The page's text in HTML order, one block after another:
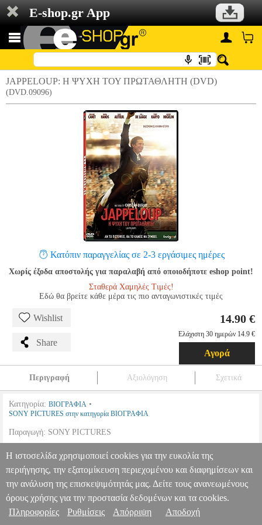
E-shop.gr App
JAPPELOUP: Η ΨΥΧΗ ΤΟΥ ΠΡΩΤΑΘΛΗΤΗ (DVD)
(DVD.09096)
Κατόπιν παραγγελίας σε 2-3 εργάσιμες ημέρες
Χωρίς έξοδα αποστολής για παραλαβή από οποιοδήποτε eshop point!
Σταθερά Χαμηλές Τιμές!
Εδώ θα βρείτε κάθε μέρα τις πιο ανταγωνιστικές τιμές
Wishlist
Share
14.90 €
Ελάχιστη 30 ημερών 14.9 €
Αγορά
Περιγραφή Αξιολόγηση Σχετικά
Κατηγορία: ΒΙΟΓΡΑΦΙΑ •
SONY PICTURES στην κατηγορία ΒΙΟΓΡΑΦΙΑ
Παραγωγή: SONY PICTURES
JAPPELOUP: Η ΨΥΧΗ ΤΟΥ ΠΡΩΤΑΘΛΗΤΗ (DVD)
DVD.09096 SONY PICTURES SONY PICTURES ΒΙΟΓΡΑΦΙΑ
Κατηγορία: ΒΙΟΓΡΑΦΙΑ •SONY PICTURES στην κατηγορία
ΒΙΟΓΡΑΦΙΑ Παραγωγή: SONY PICTURESJAPPELOUP: Η
ΨΥΧΗ ΤΟΥ ΠΡΩΤΑΘΛΗΤΗ (DVD)
14.90
Πληροφορίες & Υπηρεσίες >
Η ιστοσελίδα χρησιμοποιεί cookies για την ευκολία της
περιήγησης, την εξατομίκευση περιεχομένου και διαφημίσεων και
την ανάλυση της επισκεψιμότητάς μας. Δείτε τους ανανεωμένους
όρους χρήσης για την προστασία δεδομένων και τα cookies.
Πληροφορίες
Ρυθμίσεις Απόρριψη Αποδοχή